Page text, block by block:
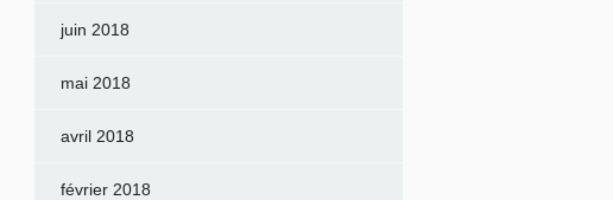
juin 2018
mai 2018
avril 2018
février 2018